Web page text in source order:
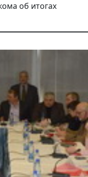
об итогах